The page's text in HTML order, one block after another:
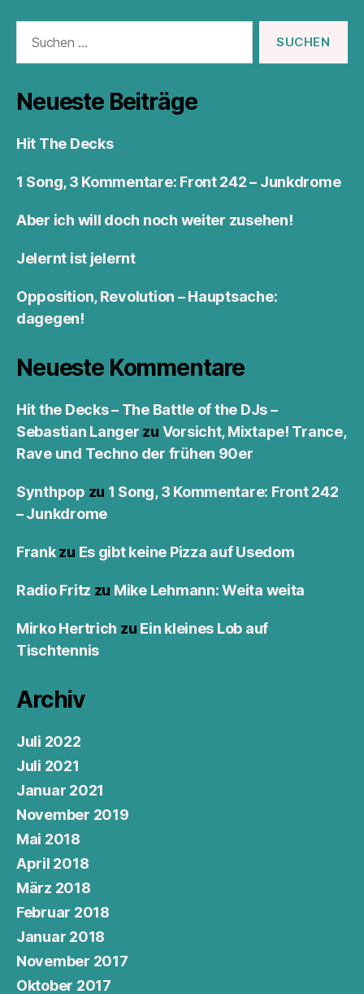
nach:
Neueste Beiträge
Hit The Decks
1 Song, 3 Kommentare: Front 242 – Junkdrome
Aber ich will doch noch weiter zusehen!
Jelernt ist jelernt
Opposition, Revolution – Hauptsache:
dagegen!
Neueste Kommentare
Hit the Decks – The Battle of the DJs –
Sebastian Langer zu Vorsicht, Mixtape! Trance,
Rave und Techno der frühen 90er
Synthpop zu 1 Song, 3 Kommentare: Front 242
– Junkdrome
Frankzu Es gibt keine Pizza auf Usedom
Radio Fritz zu Mike Lehmann: Weita weita
Mirko Hertrich zu Ein kleines Lob auf
Tischtennis
Archiv
Juli 2022
Juli 2021
Januar 2021
November 2019
Mai 2018
April 2018
März 2018
Februar 2018
Januar 2018
November 2017
Oktober 2017